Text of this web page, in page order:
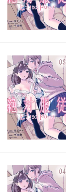
ポイント
ポイント